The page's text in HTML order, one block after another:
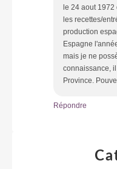
le 24 aout 1972
les recettes/
production
Espagne
mais je ne
connaissance,
Province.
Répondre